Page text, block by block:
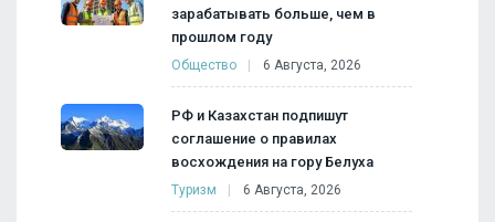
зарабатывать больше, чем в
прошлом году
Общество 6 Августа, 2026
РФ и Казахстан подпишут
соглашение о правилах
восхождения на гору Белуха
Туризм 6 Августа, 2026